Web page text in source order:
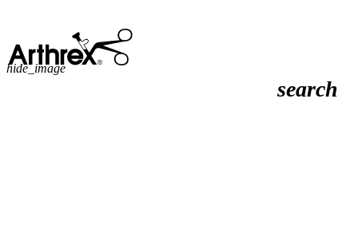
search
hide_image